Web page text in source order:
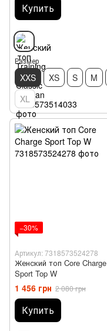
Купить
Размер
XXS XS S M
XL
−30%
Артикул: 7318573524278
Женский топ Core Charge
Sport Top W
1 456 грн 2 080 грн
Купить